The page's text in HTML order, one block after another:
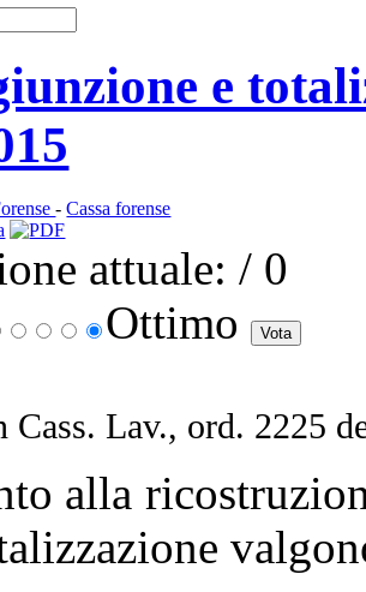
e
-Cassa forense
attuale: / 0
Ottimo
Cass. Lav., ord. 2225
alla